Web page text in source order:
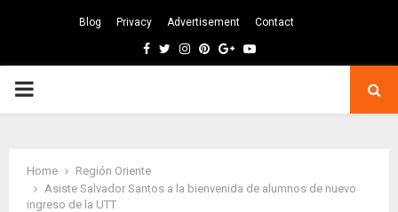
Blog Privacy Advertisement Contact
Facebook
TwitterInstagram
Pinterest
GoogleYoutube
PRIMARY
Home
Región Oriente
Asiste Salvador Santos a la bienvenida de alumnos de nuevo
ingreso de la UTT